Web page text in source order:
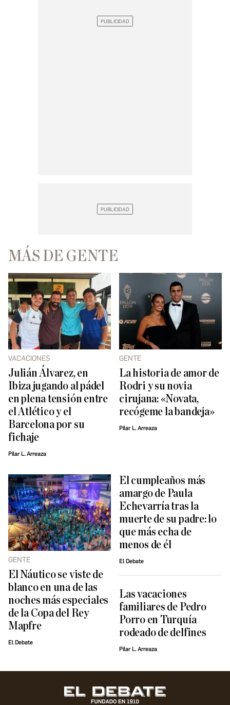
MÁS DE GENTE
VACACIONES
Julián Álvarez, en
Ibiza jugando al pádel
en plena tensión entre
el Atlético y el
Barcelona por su
fichaje
Pilar L. Arreaza
GENTE
La historia de amor de
Rodri y su novia
cirujana: «Novata,
recógeme la bandeja»
Pilar L. Arreaza
GENTE
El Náutico se viste de
blanco en una de las
noches más especiales
de la Copa del Rey
Mapfre
El Debate
El cumpleaños más
amargo de Paula
Echevarría tras la
muerte de su padre: lo
que más echa de
menos de él
El Debate
Las vacaciones
familiares de Pedro
Porro en Turquía
rodeado de delfines
Pilar L. Arreaza